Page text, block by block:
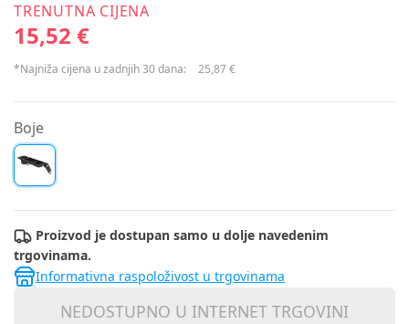
TRENUTNA CIJENA
15,52 €
*Najniža cijena u zadnjih 30 dana: 25,87 €
Boje
Proizvod je dostupan samo u dolje navedenim
trgovinama.
Informativna raspoloživost u trgovinama
NEDOSTUPNO U INTERNET TRGOVINI